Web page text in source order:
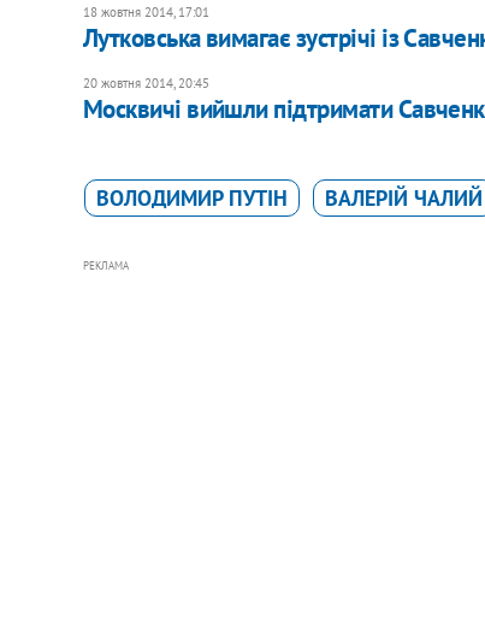
18 жовтня 2014, 17:01
Лутковська вимагає зустрічі із
20 жовтня 2014, 20:45
Москвичі вийшли підтримати
ВОЛОДИМИР ПУТІН ВАЛЕРІЙ ЧАЛИЙ
РЕКЛАМА